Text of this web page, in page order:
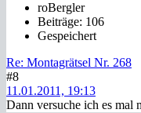
roBergler
Beiträge: 106
Gespeichert
Re: Montagrätsel Nr. 268
#8
11.01.2011, 19:13
Dann versuche ich es mal